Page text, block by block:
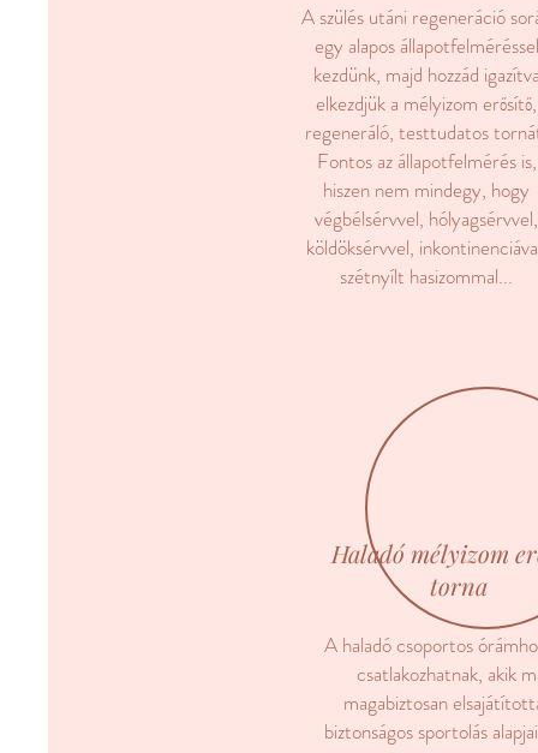
A szülés utáni regeneráció
egy alapos állapotfelméréssel
kezdünk, majd hozzád
elkezdjük a mélyizom erősítő,
regeneráló, testtudatos
Fontos az állapotfelmérés is,
hiszen nem mindegy, hogy
végbélsérvvel, hólyagsérvvel,
köldöksérvvel,
szétnyílt hasizommal...
Haladó mélyizom
torna
A haladó csoportos
csatlakozhatnak, akik
magabiztosan
biztonságos sportolás